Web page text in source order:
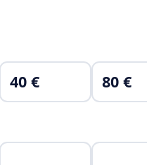
40 € 80 €